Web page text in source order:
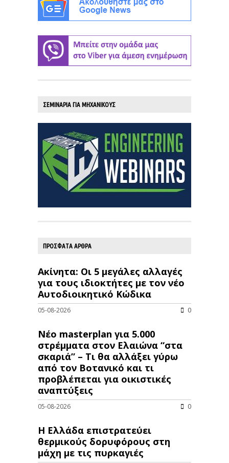
ΣΕΜΙΝΑΡΙΑ ΓΙΑ ΜΗΧΑΝΙΚΟΥΣ
ΠΡΟΣΦΑΤΑ ΑΡΘΡΑ
Ακίνητα: Οι 5 μεγάλες αλλαγές
για τους ιδιοκτήτες με τον νέο
Αυτοδιοικητικό Κώδικα
05-08-2026 0
Νέο masterplan για 5.000
στρέμματα στον Ελαιώνα “στα
σκαριά” – Τι θα αλλάξει γύρω
από τον Βοτανικό και τι
προβλέπεται για οικιστικές
αναπτύξεις
05-08-2026 0
Η Ελλάδα επιστρατεύει
θερμικούς δορυφόρους στη
μάχη με τις πυρκαγιές